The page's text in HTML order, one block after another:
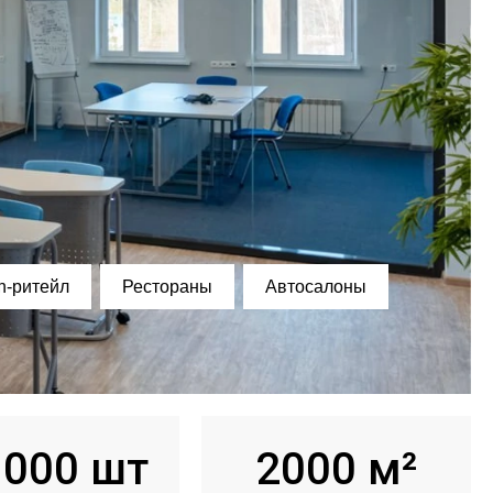
ритейл Рестораны Автосалоны
шт 2000 м²